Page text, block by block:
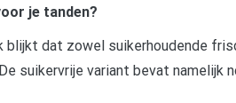
je tanden?
dat zowel suikerhoudende
suikervrije variant bevat namelijk